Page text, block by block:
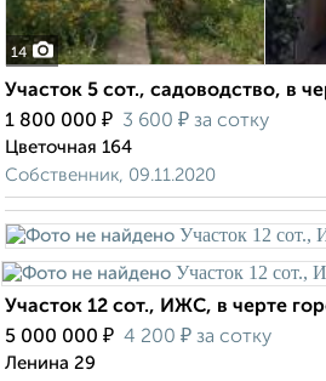
14
Участок 5 сот., садоводство, в
1 800 000 ₽ 3 600 ₽ за сотку
Цветочная 164
Собственник, 09.11.2020
Участок 12 сот., ИЖС, в черте
5 000 000 ₽ 4 200 ₽ за сотку
Ленина 29